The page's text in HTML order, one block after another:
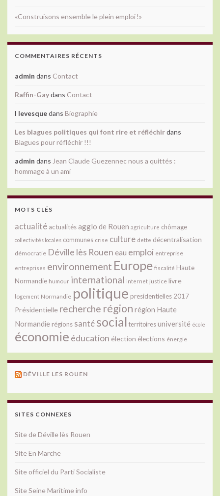
«Construisons ensemble le plein emploi !»
COMMENTAIRES RÉCENTS
admin dans Contact
Raffin-Gaydans Contact
l levesquedans Biographie
Les blagues politiques qui font rire et réfléchirdans
Blagues pour réfléchir !!!
admin dans Jean Claude Guezennec nous a quittés :
hommage à un ami
MOTS CLÉS
actualité actualitésagglo de Rouen agriculture chômage
collectivités locales communes crise culture dette décentralisation
démocratie Déville lès Rouen eau emploi entreprise
entreprises environnement Europe fiscalité Haute
Normandie humour international internet justice livre
logement Normandie politique presidentielles 2017
Présidentielle recherche région région Haute
Normandie régions santésocial territoiresuniversité école
économie éducation élection élections énergie
DÉVILLE LES ROUEN
SITES CONNEXES
Site de Déville lès Rouen
Site En Marche
Site officiel du Parti Socialiste
Site Seine Maritime info